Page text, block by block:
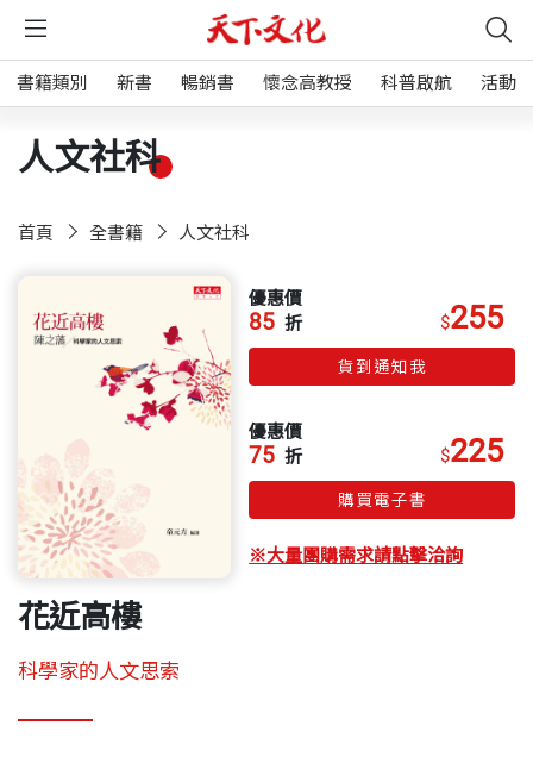
書籍類別 新書 暢銷書 懷念高教授 科普啟航 活動
人文社科
首頁 全書籍 人文社科
優惠價
85 折 $255
貨到通知我
優惠價
75 折 $225
購買電子書
※大量團購需求請點擊洽詢
花近高樓
科學家的人文思索